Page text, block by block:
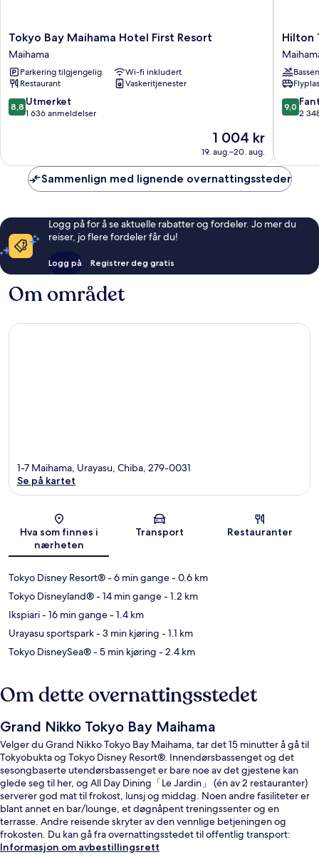
Tokyo
Bay
Maihama
Hotel
First
Resort
Maihama
Tokyo Bay Maihama Hotel First Resort
Maihama
Parkering tilgjengelig
Wi-fi inkludert
Restaurant
Vaskeritjenester
8.8
av
anmeldelser
8,8 Utmerket
1 636 anmeldelser
Prisen
er
1 004 kr
1 004 kr
19. aug.–20. aug.
Hilton
Tokyo
Bay
Hilton
9.0
av
9,0
2
Sammenlign med lignende overnattingssteder
Logg på for å se aktuelle rabatter og fordeler. Jo mer du
reiser, jo flere fordeler får du!
Logg på Registrer deg gratis
Om området
Kart
1-7 Maihama, Urayasu, Chiba, 279-0031
Se på kartet
Hva som finnes i
nærheten
Transport Restauranter
Tokyo Disney Resort®- 6 min gange- 0.6 km
Tokyo Disneyland®- 14 min gange- 1.2 km
Ikspiari- 16 min gange- 1.4 km
Urayasu sportspark- 3 min kjøring - 1.1 km
Tokyo DisneySea®- 5 min kjøring - 2.4 km
Om dette overnattingsstedet
Grand Nikko Tokyo Bay Maihama
Velger du Grand Nikko Tokyo Bay Maihama, tar det 15 minutter å gå til
Tokyobukta og Tokyo Disney Resort®. Innendørsbassenget og det
sesongbaserte utendørsbassenget er bare noe av det gjestene kan
glede seg til her, og All Day Dining「Le Jardin」 (én av 2 restauranter)
serverer god mat til frokost, lunsj og middag. Noen andre fasiliteter er
blant annet en bar/lounge, et døgnåpent treningssenter og en
terrasse. Andre reisende skryter av den vennlige betjeningen og
frokosten. Du kan gå fra overnattingsstedet til offentlig transport:
Bayside stasjon ligger 4 minutter unna til fots.
Informasjon om avbestillingsrett